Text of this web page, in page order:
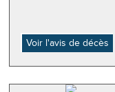
Voir l'avis de décès